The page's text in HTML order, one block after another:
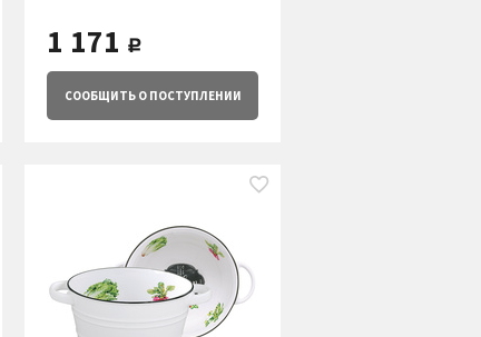
1 171 руб.
СООБЩИТЬО ПОСТУПЛЕНИИ